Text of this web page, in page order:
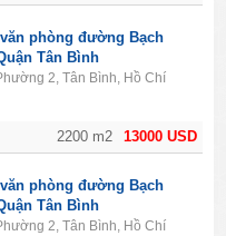
13000 USD
2200 m2
phòng đường Bạch
Tân Bình
2, Tân Bình, Hồ Chí
phòng đường Bạch
Tân Bình
2, Tân Bình, Hồ Chí